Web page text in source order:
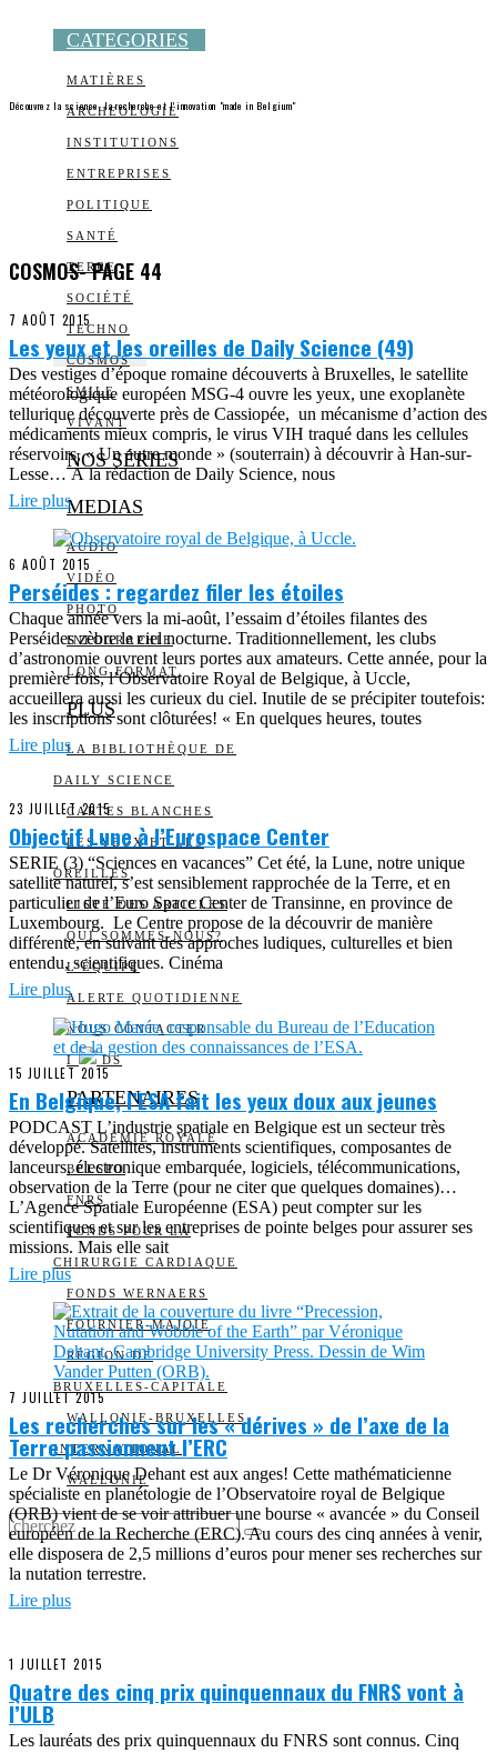
CATEGORIES
MATIÈRES
ARCHEOLOGIE
INSTITUTIONS
ENTREPRISES
POLITIQUE
SANTÉ
TERRE
SOCIÉTÉ
TECHNO
COSMOS
SMILE
VIVANT
NOS SÉRIES
MEDIAS
AUDIO
VIDÉO
PHOTO
INFOGRAPHIE
LONG FORMAT
PLUS
LA BIBLIOTHÈQUE DE
DAILY SCIENCE
CARTES BLANCHES
LES YEUX ET LES
OREILLES
LISTE DES ARTICLES
QUI SOMMES-NOUS?
L’ÉQUIPE
ALERTE QUOTIDIENNE
NOUS CONTACTER
I DS
PARTENAIRES
ACADÉMIE ROYALE
BELSPO
FNRS
FONDS POUR LA
CHIRURGIE CARDIAQUE
FONDS WERNAERS
FOURNIER-MAJOIE
RÉGION DE
BRUXELLES-CAPITALE
WALLONIE-BRUXELLES
INTERNATIONAL
WALLONIE
Découvrez la science, la recherche et l’innovation "made in Belgium"
COSMOS- PAGE 44
7 AOÛT 2015
Les yeux et les oreilles de Daily Science (49)
Des vestiges d’époque romaine découverts à Bruxelles, le satellite
météorologique européen MSG-4 ouvre les yeux, une exoplanète
tellurique découverte près de Cassiopée, un mécanisme d’action des
médicaments mieux compris, le virus VIH traqué dans les cellules
réservoirs, « Un autre monde » (souterrain) à découvrir à Han-sur-
Lesse… À la rédaction de Daily Science, nous
Lire plus
6 AOÛT 2015
Perséides : regardez filer les étoiles
Chaque année vers la mi-août, l’essaim d’étoiles filantes des
Perséides zèbre le ciel nocturne. Traditionnellement, les clubs
d’astronomie ouvrent leurs portes aux amateurs. Cette année, pour la
première fois, l’Observatoire Royal de Belgique, à Uccle,
accueillera aussi les curieux du ciel. Inutile de se précipiter toutefois:
les inscriptions sont clôturées! « En quelques heures, toutes
Lire plus
23 JUILLET 2015
Objectif Lune à l’Eurospace Center
SERIE (3) “Sciences en vacances” Cet été, la Lune, notre unique
satellite naturel, s’est sensiblement rapprochée de la Terre, et en
particulier de l’Euro Space Center de Transinne, en province de
Luxembourg. Le Centre propose de la découvrir de manière
différente, en suivant des approches ludiques, culturelles et bien
entendu, scientifiques. Cinéma
Lire plus
15 JUILLET 2015
En Belgique, l’ESA fait les yeux doux aux jeunes
PODCAST L’industrie spatiale en Belgique est un secteur très
développé. Satellites, instruments scientifiques, composantes de
lanceurs, électronique embarquée, logiciels, télécommunications,
observation de la Terre (pour ne citer que quelques domaines)…
L’Agence Spatiale Européenne (ESA) peut compter sur les
scientifiques et sur les entreprises de pointe belges pour assurer ses
missions. Mais elle sait
Lire plus
7 JUILLET 2015
Les recherches sur les « dérives » de l’axe de la
Terre passionnent l’ERC
Le Dr Véronique Dehant est aux anges! Cette mathématicienne
spécialiste en planétologie de l’Observatoire royal de Belgique
(ORB) vient de se voir attribuer une bourse « avancée » du Conseil
européen de la Recherche (ERC). Au cours des cinq années à venir,
elle disposera de 2,5 millions d’euros pour mener ses recherches sur
la nutation terrestre.
Lire plus
1 JUILLET 2015
Quatre des cinq prix quinquennaux du FNRS vont à
l’ULB
Les lauréats des prix quinquennaux du FNRS sont connus. Cinq